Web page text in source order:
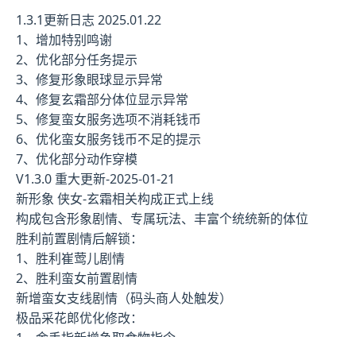
1.3.1更新日志 2025.01.22
1、增加特别鸣谢
2、优化部分任务提示
3、修复形象眼球显示异常
4、修复玄霜部分体位显示异常
5、修复蛮女服务选项不消耗钱币
6、优化蛮女服务钱币不足的提示
7、优化部分动作穿模
V1.3.0 重大更新-2025-01-21
新形象 侠女-玄霜相关构成正式上线
构成包含形象剧情、专属玩法、丰富个统统新的体位
胜利前置剧情后解锁：
1、胜利崔莺儿剧情
2、胜利蛮女前置剧情
新增蛮女支线剧情（码头商人处触发）
极品采花郎优化修改：